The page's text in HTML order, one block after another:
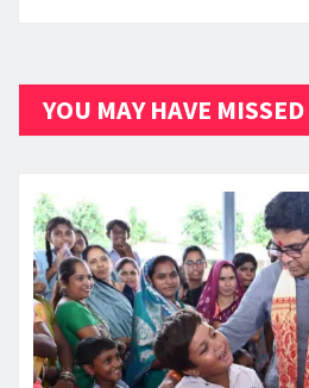
YOU MAY HAVE MISSED